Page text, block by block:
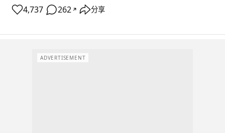
4,737 262 ↗ 分享
ADVERTISEMENT